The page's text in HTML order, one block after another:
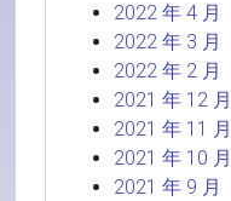
2022 年 4 月
2022 年 3 月
2022 年 2 月
2021 年 12 月
2021 年 11 月
2021 年 10 月
2021 年 9 月